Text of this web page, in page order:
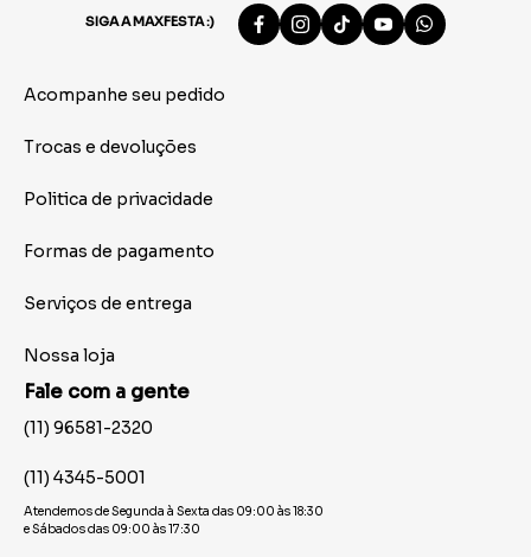
SIGA A MAXFESTA :)
Acompanhe seu pedido
Trocas e devoluções
Politica de privacidade
Formas de pagamento
Serviços de entrega
Nossa loja
Fale com a gente
(11) 96581-2320
(11) 4345-5001
Atendemos de Segunda à Sexta das 09:00 às 18:30
e Sábados das 09:00 às 17:30